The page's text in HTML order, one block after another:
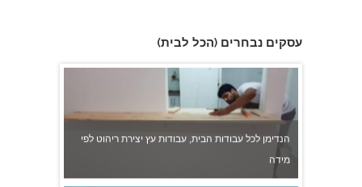
עסקים נבחרים (הכל לבית)
מידה